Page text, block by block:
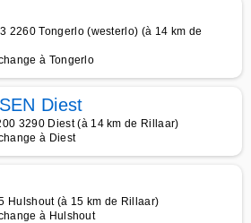
2260 Tongerlo (westerlo) (à 14 km de
à Tongerlo
Diest
3290 Diest (à 14 km de Rillaar)
à Diest
Hulshout (à 15 km de Rillaar)
à Hulshout